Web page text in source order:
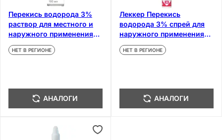
Перекись водорода 3%
раствор для местного и
наружного применения
100 мл
НЕТ В РЕГИОНЕ
АНАЛОГИ
Леккер Перекись
водорода 3% спрей для
наружного применения
30 мл
НЕТ В РЕГИОНЕ
АНАЛОГИ